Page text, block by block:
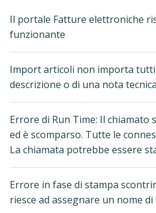
Il portale Fatture elettroniche
funzionante
Import articoli non importa
descrizione o di una nota tecnica
Errore di Run Time: Il chiamato
ed è scomparso. Tutte le
La chiamata potrebbe essere
Errore in fase di stampa
riesce ad assegnare un nome